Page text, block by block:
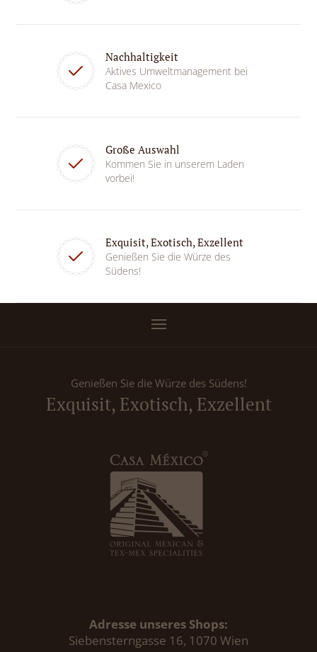
Nachhaltigkeit
Aktives Umweltmanagement bei
Casa Mexico
Große Auswahl
Kommen Sie in unserem Laden
vorbei!
Exquisit, Exotisch, Exzellent
Genießen Sie die Würze des
Südens!
Genießen Sie die Würze des Südens!
Exquisit, Exotisch, Exzellent
Adresse unseres Shops:
Siebensterngasse 16, 1070 Wien